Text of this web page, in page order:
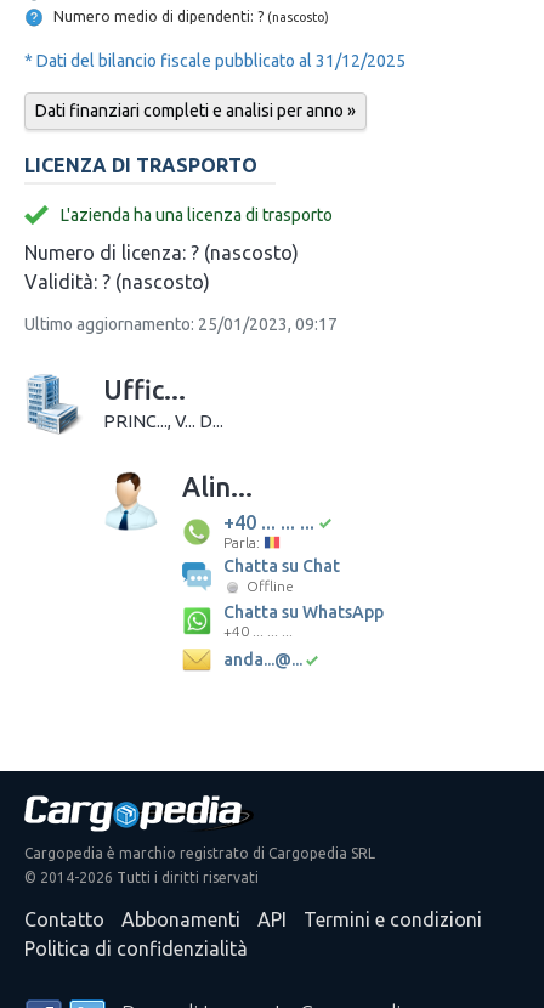
Numero medio di dipendenti: ? (nascosto)
* Dati del bilancio fiscale pubblicato al 31/12/2025
Dati finanziari completi e analisi per anno »
LICENZA DI TRASPORTO
L'azienda ha una licenza di trasporto
Numero di licenza: ? (nascosto)
Validità: ? (nascosto)
Ultimo aggiornamento: 25/01/2023, 09:17
Uffic...
PRINC..., V... D...
Alin...
+40 ... ... ...
Parla:
Chatta su Chat
Offline
Chatta su WhatsApp
+40 ... ... ...
anda...@...
Cargopedia è marchio registrato di Cargopedia SRL
© 2014-2026 Tutti i diritti riservati
Contatto Abbonamenti API
Termini e condizioni
Politica di confidenzialità